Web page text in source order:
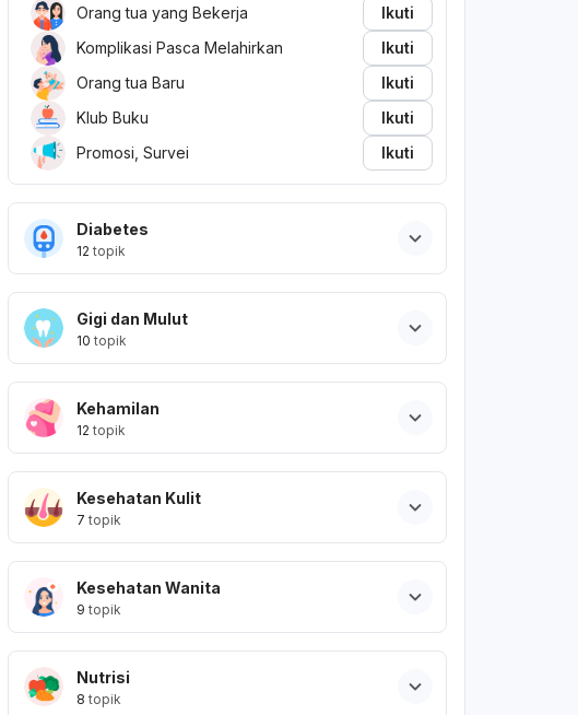
Orang tua yang Bekerja
Ikuti
Komplikasi Pasca Melahirkan
Ikuti
Orang tua Baru
Ikuti
Klub Buku
Ikuti
Promosi, Survei
Ikuti
Diabetes
12 topik
Gigi dan Mulut
10 topik
Kehamilan
12 topik
Kesehatan Kulit
7 topik
Kesehatan Wanita
9 topik
Nutrisi
8 topik